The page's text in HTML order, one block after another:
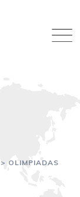
> OLIMPIADAS